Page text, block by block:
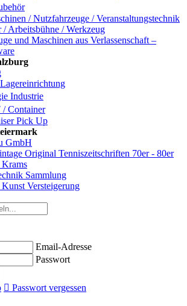
/ Nutzfahrzeuge / Veranstaltungstechnik
/ Arbeitsbühne / Werkzeug
und Maschinen aus Verlassenschaft –
Industrie
Container
Pick Up
GmbH
Original Tenniszeitschriften 70er - 80er
Sammlung
Versteigerung
Email-Adresse
Passwort
 Passwort vergessen